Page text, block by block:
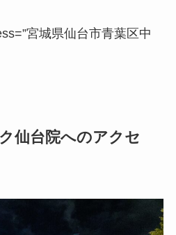
宮城県仙台市青葉区中
仙台院へのアクセ